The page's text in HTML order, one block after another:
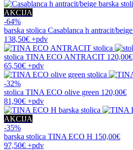
AKCIJA
-64%
barska stolica Casablanca h antracit/beige
138,50€ +pdv
stolica TINA ECO ANTRACIT 120,00€
65,50€ +pdv
-32%
stolica TINA ECO olive green 120,00€
81,90€ +pdv
AKCIJA
-35%
barska stolica TINA ECO H 150,00€
97,50€ +pdv